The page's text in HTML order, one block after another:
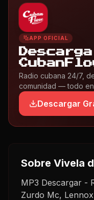
APP OFICIAL
Radio cubana 24/7,
comunidad — todo en
Descargar
Sobre Vivela
MP3 Descargar -
Zurdo Mc,